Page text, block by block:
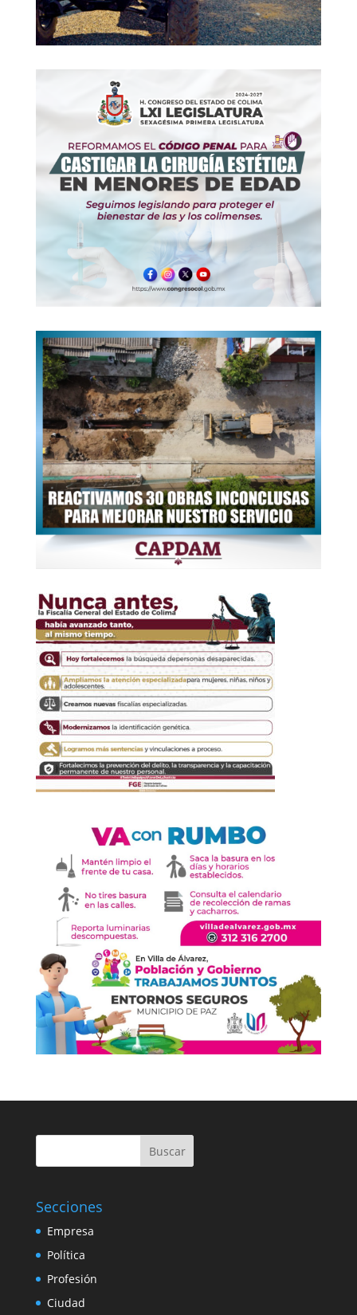
Buscar
Secciones
Empresa
Política
Profesión
Ciudad